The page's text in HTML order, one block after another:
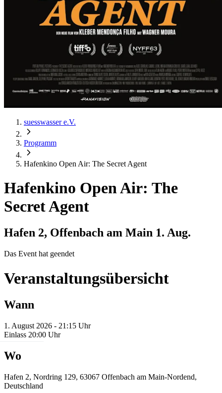
suesswasser e.V.
Programm
Hafenkino Open Air: The Secret Agent
Hafenkino Open Air: The
Secret Agent
Hafen 2, Offenbach am Main 1. Aug.
Das Event hat geendet
Veranstaltungsübersicht
Wann
1. August 2026 - 21:15 Uhr
Einlass 20:00 Uhr
Wo
Hafen 2, Nordring 129, 63067 Offenbach am Main-Nordend,
Deutschland